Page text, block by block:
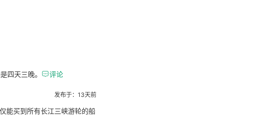
四天三晚。 评论
发布于：13天前
能买到所有长江三峡游轮的船